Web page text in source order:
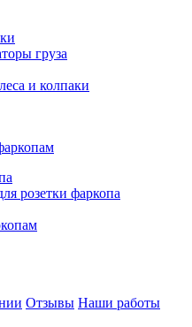
груза
и колпаки
розетки фаркопа
Отзывы Наши работы